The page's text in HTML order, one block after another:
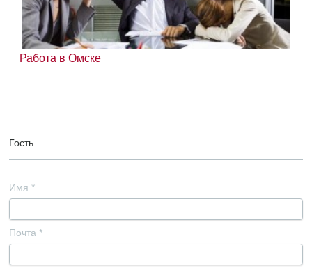
Работа в Омске
Гость
Имя *
Почта *